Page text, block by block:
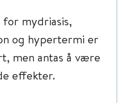
for mydriasis,
og hypertermi er
men antas å være
effekter.